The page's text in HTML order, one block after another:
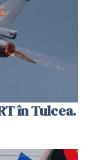
în Tulcea.